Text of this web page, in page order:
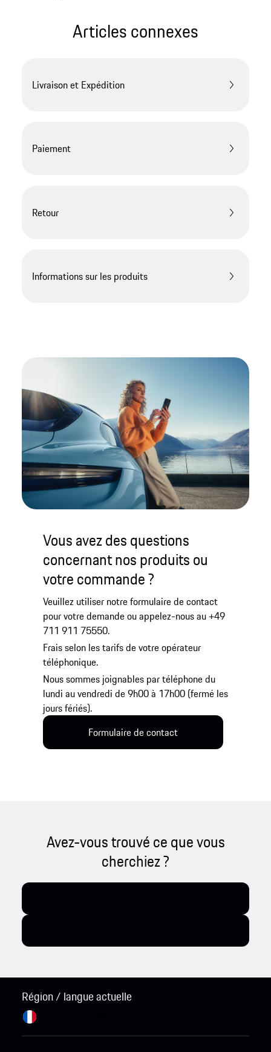
Articles connexes
Livraison et Expédition
Paiement
Retour
Informations sur les produits
Vous avez des questions
concernant nos produits ou
votre commande ?
Veuillez utiliser notre formulaire de contact
pour votre demande ou appelez-nous au +49
711 911 75550.
Frais selon les tarifs de votre opérateur
téléphonique.
Nous sommes joignables par téléphone du
lundi au vendredi de 9h00 à 17h00 (fermé les
jours fériés).
Formulaire de contact
Avez-vous trouvé ce que vous
cherchiez ?
Région / langue actuelle